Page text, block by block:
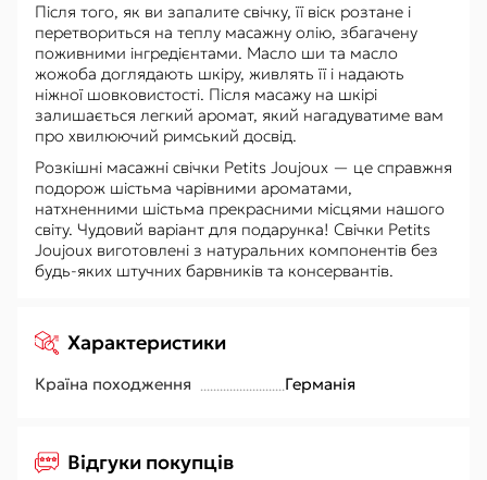
Після того, як ви запалите свічку, її віск розтане і
перетвориться на теплу масажну олію, збагачену
поживними інгредієнтами. Масло ши та масло
жожоба доглядають шкіру, живлять її і надають
ніжної шовковистості. Після масажу на шкірі
залишається легкий аромат, який нагадуватиме вам
про хвилюючий римський досвід.
Розкішні масажні свічки Petits Joujoux — це справжня
подорож шістьма чарівними ароматами,
натхненними шістьма прекрасними місцями нашого
світу. Чудовий варіант для подарунка! Свічки Petits
Joujoux виготовлені з натуральних компонентів без
будь-яких штучних барвників та консервантів.
Характеристики
Країна походження Германія
Відгуки покупців